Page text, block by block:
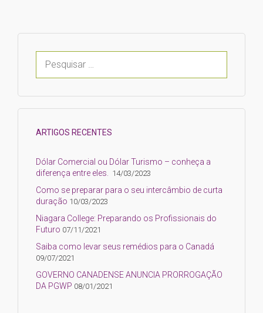
ARTIGOS RECENTES
Dólar Comercial ou Dólar Turismo – conheça a
diferença entre eles.
14/03/2023
Como se preparar para o seu intercâmbio de curta
duração 10/03/2023
Niagara College: Preparando os Profissionais do
Futuro 07/11/2021
Saiba como levar seus remédios para o Canadá
09/07/2021
GOVERNO CANADENSE ANUNCIA PRORROGAÇÃO
DA PGWP 08/01/2021